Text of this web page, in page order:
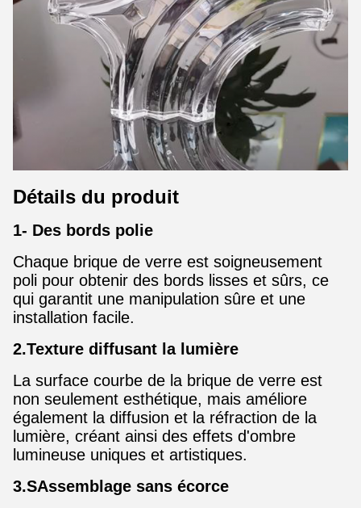
Détails du produit
1- Des bords polie
Chaque brique de verre est soigneusement
poli pour obtenir des bords lisses et sûrs, ce
qui garantit une manipulation sûre et une
installation facile.
2.Texture diffusant la lumière
La surface courbe de la brique de verre est
non seulement esthétique, mais améliore
également la diffusion et la réfraction de la
lumière, créant ainsi des effets d'ombre
lumineuse uniques et artistiques.
3.SAssemblage sans écorce